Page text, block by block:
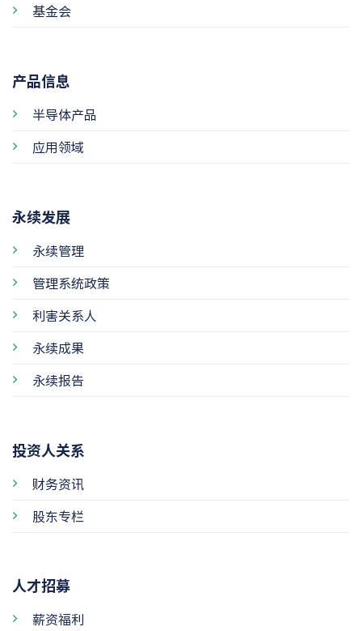
基金会
产品信息
半导体产品
应用领域
永续发展
永续管理
管理系统政策
利害关系人
永续成果
永续报告
投资人关系
财务资讯
股东专栏
人才招募
薪资福利